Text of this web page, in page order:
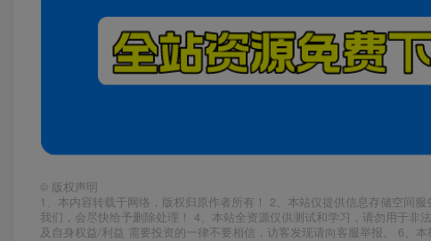
© 版权声明
1、本内容转载于网络，版权归原作者所有！ 2、本站仅提供信息存储空间
我们，会尽快给予删除处理！ 4、本站全资源仅供测试和学习，请勿用于
及自身权益/利益 需要投资的一律不要相信，访客发现请向客服举报。 6、